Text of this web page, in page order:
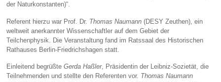
der Naturkonstanten)“.
Referent hierzu war Prof. Dr. Thomas Naumann (DESY Zeuthen), ein
weltweit anerkannter Wissenschaftler auf dem Gebiet der
Teilchenphysik. Die Veranstaltung fand im Ratssaal des Historischen
Rathauses Berlin-Friedrichshagen statt.
Einleitend begrüßteGerda Haßler, Präsidentin der Leibniz-Sozietät, die
Teilnehmenden und stellte den Referenten vor. Thomas Naumann